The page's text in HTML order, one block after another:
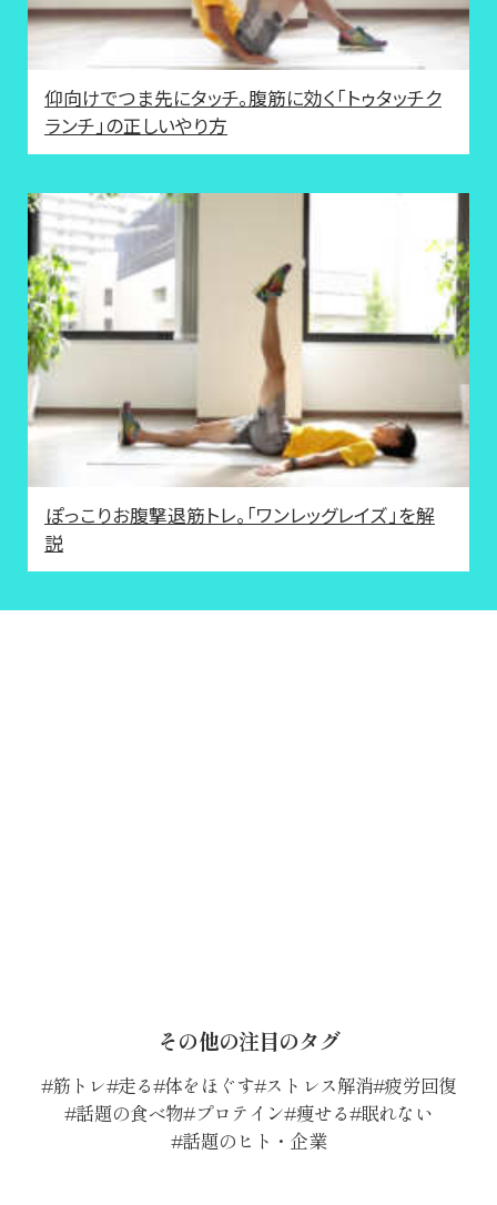
仰向けでつま先にタッチ。腹筋に効く「トゥタッチク
ランチ」の正しいやり方
ぽっこりお腹撃退筋トレ。「ワンレッグレイズ」を解
説
その他の注目のタグ
筋トレ 走る 体をほぐす ストレス解消 疲労回復
話題の食べ物 プロテイン 痩せる 眠れない
話題のヒト・企業